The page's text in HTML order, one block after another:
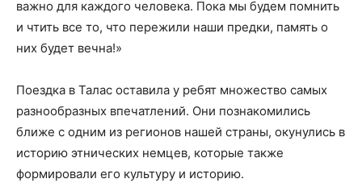
важно для каждого человека. Пока мы будем помнить
и чтить все то, что пережили наши предки, память о
них будет вечна!»
Поездка в Талас оставила у ребят множество самых
разнообразных впечатлений. Они познакомились
ближе с одним из регионов нашей страны, окунулись в
историю этнических немцев, которые также
формировали его культуру и историю.